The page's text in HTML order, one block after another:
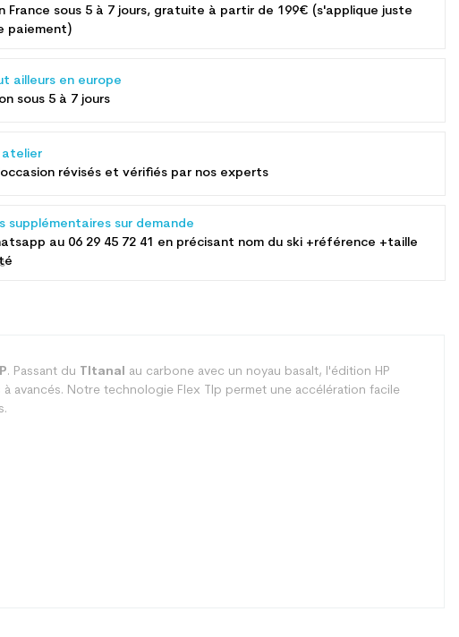
France sous 5 à 7 jours, gratuite à partir de 199€ (s'applique juste
paiement)
ailleurs en europe
sous 5 à 7 jours
révisés et vérifiés par nos experts
supplémentaires sur demande
au 06 29 45 72 41 en précisant nom du ski +référence +taille
. Passant du TItanal au carbone avec un noyau basalt, l'édition HP
avancés. Notre technologie Flex TIp permet une accélération facile